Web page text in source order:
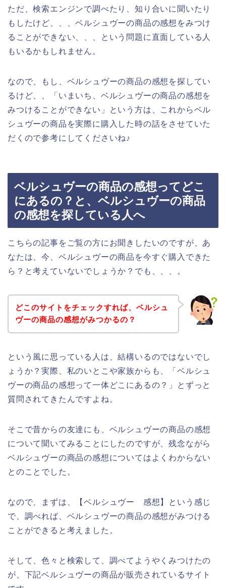
ただ、検索エンジンで調べたり、知り合いに聞いたり
もしたけど、、、ベルシュヴーの商品の感想をみつけ
ることができない、、、という問題に直面している人
もいるかもしれません。
なので、もし、ベルシュヴーの商品の感想を探してい
るけど、、「いまいち、ベルシュヴーの商品の感想を
みつけることができない」という方は、これからベル
シュヴーの商品を実際に購入した時の話をさせていた
だくので参考にしてくださいね♪
ベルシュヴーの商品の感想ってどこ
にあるの？と、ベルシュヴーの商品
の感想を探している人へ
こちらの記事をご覧の方にお聞きしたいのですが、あ
なたは、今、ベルシュヴーの商品を今すぐ購入できた
ら？と考えていないでしょうか？でも、、、。
どこのサイトをチェックすれば、ベルシュ
ヴーの商品の感想がみつかるの？
という風に思っている人は、結構いるのではないでし
ょうか？実際、私のいとこや家族からも、「ベルシュ
ヴーの商品の感想って一体どこにあるの？」とずっと
質問されてきたんですよね。
そこで昔からの友達にも、ベルシュヴーの商品の感想
について聞いてみることにしたのですが、残念ながら
ベルシュヴーの商品の感想についてはよくわからない
とのことでした。
なので、まずは、【ベルシュヴー 感想】という感じ
で、調べれば、ベルシュヴーの商品の感想がみつける
ことができると考えました。
そして、色々と検索して、調べてようやくみつけたの
が、下記ベルシュヴーの商品が販売されているサイト